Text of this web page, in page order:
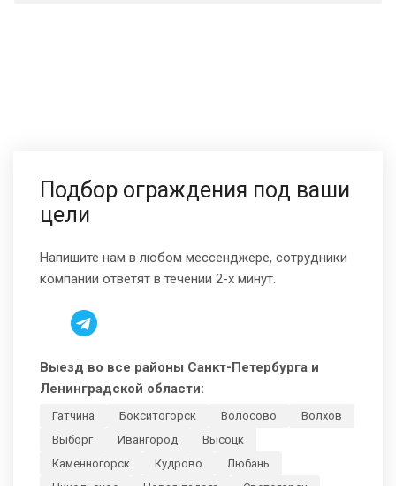
Подбор ограждения под ваши
цели
Напишите нам в любом мессенджере, сотрудники
компании ответят в течении 2-х минут.
Выезд во все районы Санкт-Петербурга и
Ленинградской области:
Гатчина Бокситогорск Волосово
Волхов
Выборг
Ивангород
Высоцк
Каменногорск
Кудрово
Любань